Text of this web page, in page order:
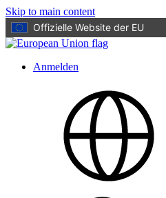
Skip to main content
Offizielle Website der EU
Anmelden